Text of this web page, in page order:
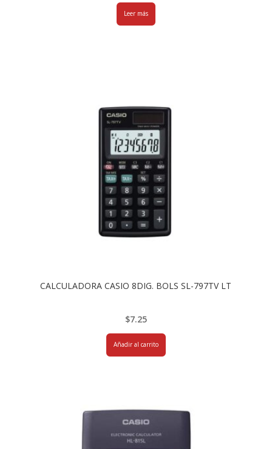
Leer más
CALCULADORA CASIO 8DIG. BOLS SL-797TV LT
$7.25
Añadir al carrito